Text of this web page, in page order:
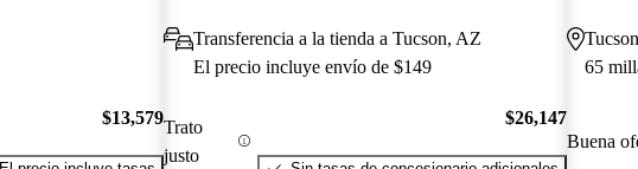
$13,579
Transferencia a la tienda a Tucson, AZ
El precio incluye envío de $149
Trato
justo
$26,147
65
Buena